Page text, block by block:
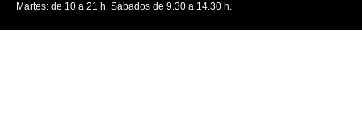
Martes: de 10 a 21 h. Sábados de 9.30 a 14.30 h.